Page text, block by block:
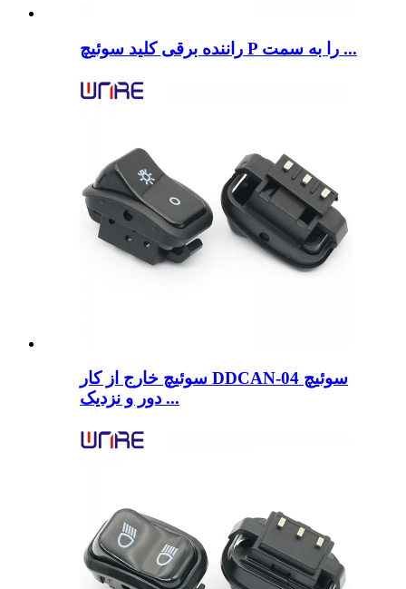
راننده برقی کلید سوئیچ P را به سمت ...
سوئیچ خارج از کار DDCAN-04 سوئیچ
دور و نزدیک ...